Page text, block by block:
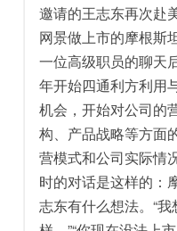
邀请的王志东再次赴
网景做上市的摩根斯
一位高级职员的聊天
年开始四通利方利用
机会，开始对公司的
构、产品战略等方面
营模式和公司实际情
时的对话是这样的：
志东有什么想法。“